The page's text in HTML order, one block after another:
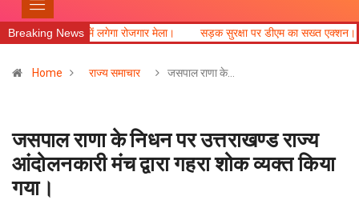
Breaking News
मेला। सड़क सुरक्षा पर डीएम का सख्त एक्शन। नगर पंचायत दफ्तर में
Home राज्य समाचार जसपाल राणा के…
जसपाल राणा के निधन पर उत्तराखण्ड राज्य
आंदोलनकारी मंच द्वारा गहरा शोक व्यक्त किया
गया।